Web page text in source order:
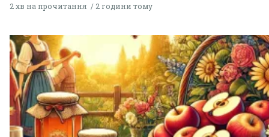
2 хв на прочитання 2 години тому